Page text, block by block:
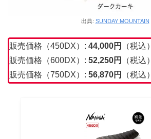
出典: SUNDAY MOUNTAIN
販売価格（450DX）: 44,000円
（税込）
販売価格（600DX）: 52,250円
（税込）
販売価格（750DX）: 56,870円 （税込）